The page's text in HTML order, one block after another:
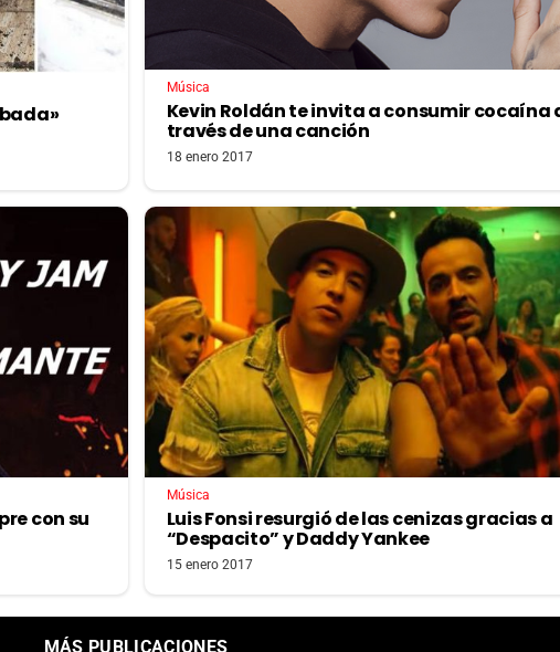
Música
Kevin Roldán te invita a consumir cocaína
través de una canción
18 enero 2017
con su
Música
Luis Fonsi resurgió de las cenizas gracias a
“Despacito” y Daddy Yankee
15 enero 2017
MÁS PUBLICACIONES